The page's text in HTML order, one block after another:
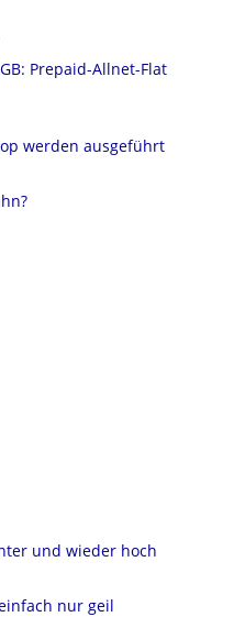
Prepaid-Allnet-Flat
werden ausgeführt
und wieder hoch
nur geil